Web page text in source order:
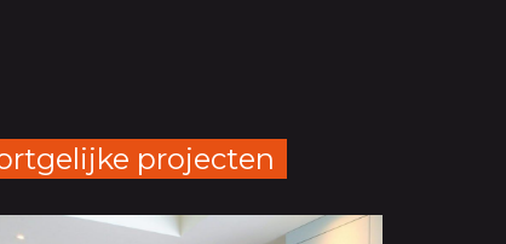
projecten